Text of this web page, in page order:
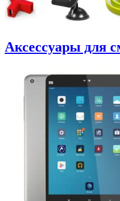
Аксессуары для